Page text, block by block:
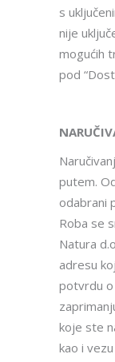
s
nije
mogućih
pod
putem.
odabrani
Roba se
Natura
adresu
potvrdu o
koje ste
kao i